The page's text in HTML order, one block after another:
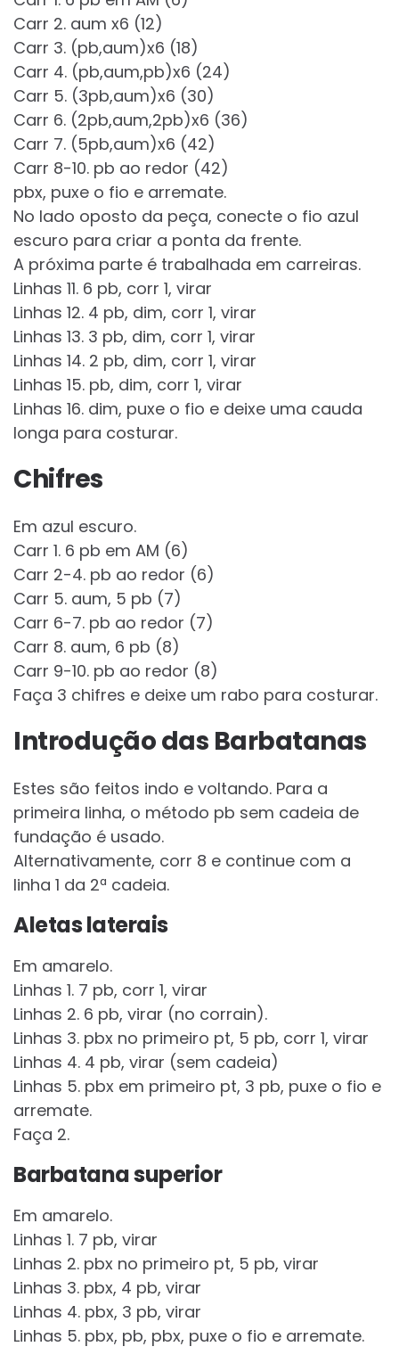
Carr 2. aum x6 (12)
Carr 3. (pb,aum)x6 (18)
Carr 4. (pb,aum,pb)x6 (24)
Carr 5. (3pb,aum)x6 (30)
Carr 6. (2pb,aum,2pb)x6 (36)
Carr 7. (5pb,aum)x6 (42)
Carr 8-10. pb ao redor (42)
pbx, puxe o fio e arremate.
No lado oposto da peça, conecte o fio azul
escuro para criar a ponta da frente.
A próxima parte é trabalhada em carreiras.
Linhas 11. 6 pb, corr 1, virar
Linhas 12. 4 pb, dim, corr 1, virar
Linhas 13. 3 pb, dim, corr 1, virar
Linhas 14. 2 pb, dim, corr 1, virar
Linhas 15. pb, dim, corr 1, virar
Linhas 16. dim, puxe o fio e deixe uma cauda
longa para costurar.
Chifres
Em azul escuro.
Carr 1. 6 pb em AM (6)
Carr 2-4. pb ao redor (6)
Carr 5. aum, 5 pb (7)
Carr 6-7. pb ao redor (7)
Carr 8. aum, 6 pb (8)
Carr 9-10. pb ao redor (8)
Faça 3 chifres e deixe um rabo para costurar.
Introdução das Barbatanas
Estes são feitos indo e voltando. Para a
primeira linha, o método pb sem cadeia de
fundação é usado.
Alternativamente, corr 8 e continue com a
linha 1 da 2ª cadeia.
Aletas laterais
Em amarelo.
Linhas 1. 7 pb, corr 1, virar
Linhas 2. 6 pb, virar (no corrain).
Linhas 3. pbx no primeiro pt, 5 pb, corr 1, virar
Linhas 4. 4 pb, virar (sem cadeia)
Linhas 5. pbx em primeiro pt, 3 pb, puxe o fio e
arremate.
Faça 2.
Barbatana superior
Em amarelo.
Linhas 1. 7 pb, virar
Linhas 2. pbx no primeiro pt, 5 pb, virar
Linhas 3. pbx, 4 pb, virar
Linhas 4. pbx, 3 pb, virar
Linhas 5. pbx, pb, pbx, puxe o fio e arremate.